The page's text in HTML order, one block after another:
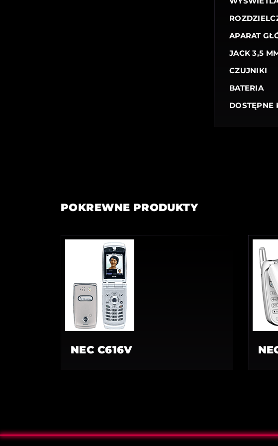
APARAT
JACK 3,5
CZUJNIKI
BATERIA
DOSTĘPNE
POKREWNE PRODUKTY
NEC C616V